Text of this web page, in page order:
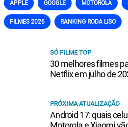
APPLE GOOGLE MOTOROLA
FILMES 2026 RANKING RODA LISO
SÓ FILME TOP
30 melhores filmes
Netflix em julho de
PRÓXIMA ATUALIZAÇÃO
Android 17: quais